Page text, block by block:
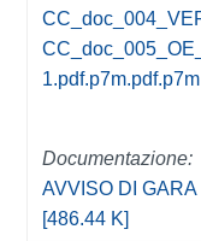
1.pdf.p7m.pdf.p7m
Documentazione:
AVVISO DI
[486.44 K]